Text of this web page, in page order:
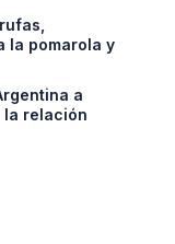
la pomarola y
a
la relación